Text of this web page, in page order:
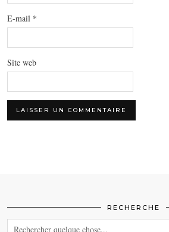
E-mail *
Site web
RECHERCHE